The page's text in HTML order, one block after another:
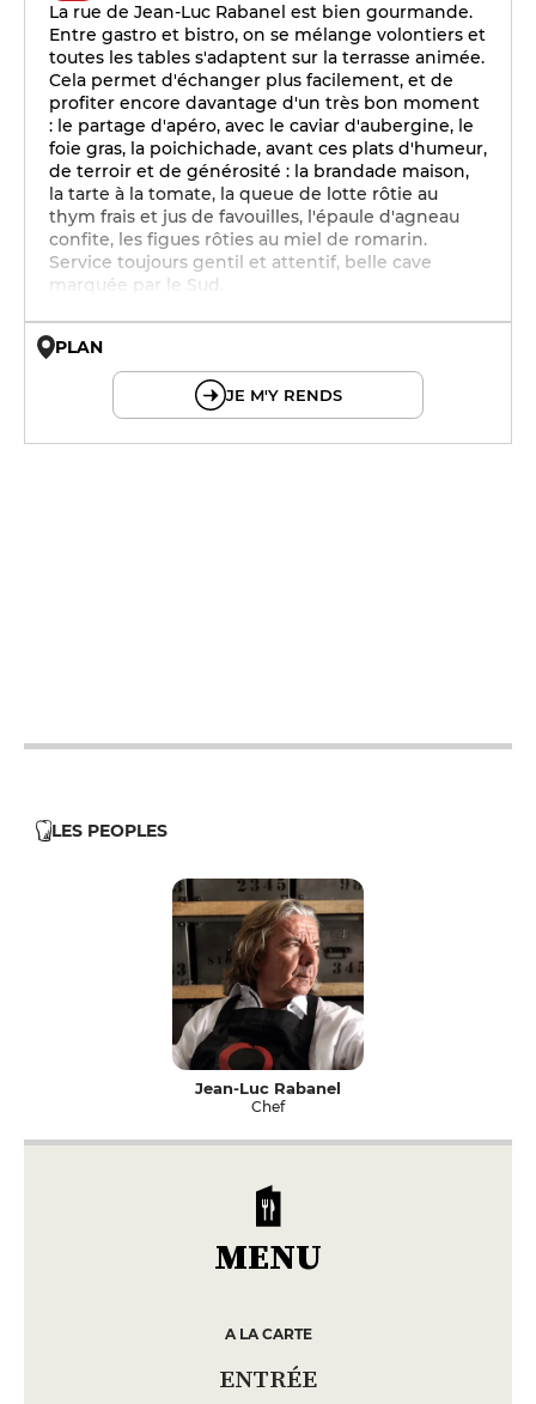
La rue de Jean-Luc Rabanel est bien gourmande.
Entre gastro et bistro, on se mélange volontiers et
toutes les tables s'adaptent sur la terrasse animée.
Cela permet d'échanger plus facilement, et de
profiter encore davantage d'un très bon moment
: le partage d'apéro, avec le caviar d'aubergine, le
foie gras, la poichichade, avant ces plats d'humeur,
de terroir et de générosité : la brandade maison,
la tarte à la tomate, la queue de lotte rôtie au
thym frais et jus de favouilles, l'épaule d'agneau
confite, les figues rôties au miel de romarin.
Service toujours gentil et attentif, belle cave
marquée par le Sud.
PLAN
JE M'Y RENDS
LES PEOPLES
Jean-Luc Rabanel
Chef
MENU
A LA CARTE
ENTRÉE